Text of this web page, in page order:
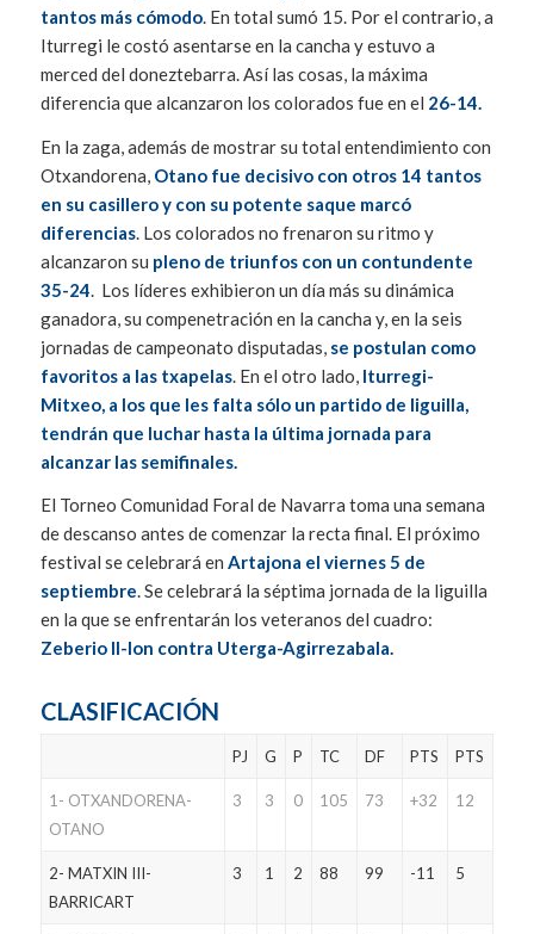
tantos más cómodo. En total sumó 15. Por el contrario, a
Iturregi le costó asentarse en la cancha y estuvo a
merced del doneztebarra. Así las cosas, la máxima
diferencia que alcanzaron los colorados fue en el 26-14.
En la zaga, además de mostrar su total entendimiento con
Otxandorena, Otano fue decisivo con otros 14 tantos
en su casillero y con su potente saque marcó
diferencias. Los colorados no frenaron su ritmo y
alcanzaron su pleno de triunfos con un contundente
35-24 . Los líderes exhibieron un día más su dinámica
ganadora, su compenetración en la cancha y, en la seis
jornadas de campeonato disputadas, se postulan como
favoritos a las txapelas. En el otro lado, Iturregi-
Mitxeo, a los que les falta sólo un partido de liguilla,
tendrán que luchar hasta la última jornada para
alcanzar las semifinales.
El Torneo Comunidad Foral de Navarra toma una semana
de descanso antes de comenzar la recta final. El próximo
festival se celebrará en Artajona el viernes 5 de
septiembre. Se celebrará la séptima jornada de la liguilla
en la que se enfrentarán los veteranos del cuadro:
Zeberio II-Ion contra Uterga-Agirrezabala.
CLASIFICACIÓN
PJ G P TC DF PTS PTS
1- OTXANDORENA-
OTANO
3 3 0 105 73 +32 12
2- MATXIN III-
BARRICART
3 1 2 88 99 -11 5